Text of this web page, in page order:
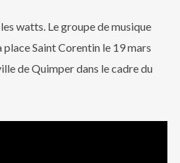
watts. Le groupe de musique
Saint Corentin le 19 mars
de Quimper dans le cadre du